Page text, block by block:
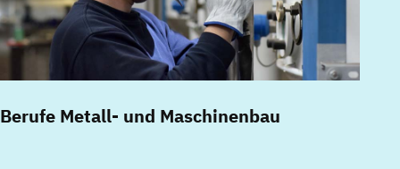
Berufe Metall- und Maschinenbau